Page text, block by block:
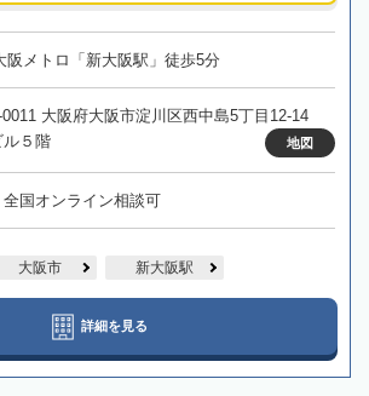
阪メトロ「新大阪駅」徒歩5分
0011 大阪府大阪市淀川区西中島5丁目12-14
ル５階
地図
全国オンライン相談可
大阪市 新大阪駅
詳細を見る